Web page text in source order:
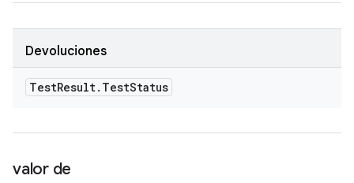
Devoluciones
TestResult. TestStatus
valor de